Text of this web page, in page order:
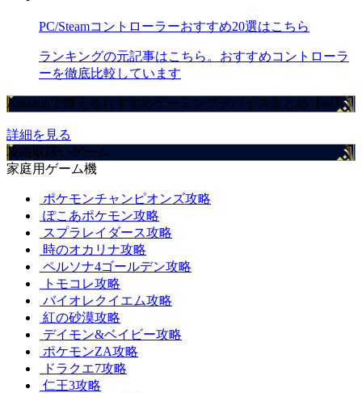
PC/Steamコントローラーおすすめ20選はこちら
ランキングの元記事はこちら。おすすめコントローラ
ーを徹底比較しています
Amazonで買えるおすすめゲーミングデバイスまとめ【ad】
詳細を見る
攻略取扱いゲーム
家庭用ゲーム機
ポケモンチャンピオンズ攻略
ぽこあポケモン攻略
スプラレイダース攻略
時のオカリナ攻略
ペルソナ4ゴールデン攻略
トモコレ攻略
バイオレクイエム攻略
紅の砂漠攻略
デイモン&ベイビー攻略
ポケモンZA攻略
ドラクエ7攻略
仁王3攻略